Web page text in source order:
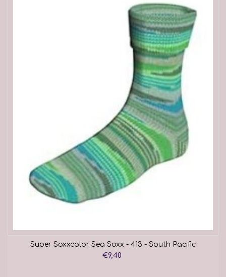
Super Soxxcolor Sea Soxx - 413 - South Pacific
€9,40